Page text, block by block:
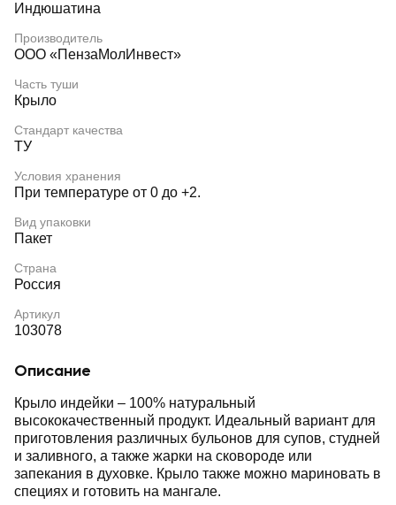
Индюшатина
Производитель
ООО «ПензаМолИнвест»
Часть туши
Крыло
Стандарт качества
ТУ
Условия хранения
При температуре от 0 до +2.
Вид упаковки
Пакет
Страна
Россия
Артикул
103078
Описание
Крыло индейки – 100% натуральный
высококачественный продукт. Идеальный вариант для
приготовления различных бульонов для супов, студней
и заливного, а также жарки на сковороде или
запекания в духовке. Крыло также можно мариновать в
специях и готовить на мангале.